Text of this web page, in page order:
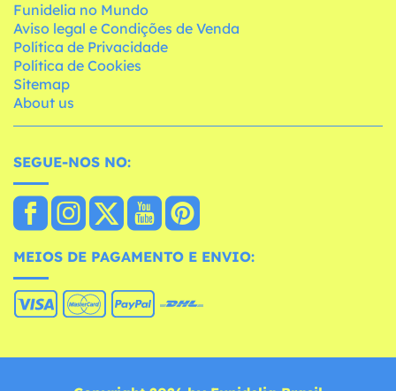
Funidelia no Mundo
Aviso legal e Condições de Venda
Política de Privacidade
Política de Cookies
Sitemap
About us
SEGUE-NOS NO:
MEIOS DE PAGAMENTO E ENVIO: